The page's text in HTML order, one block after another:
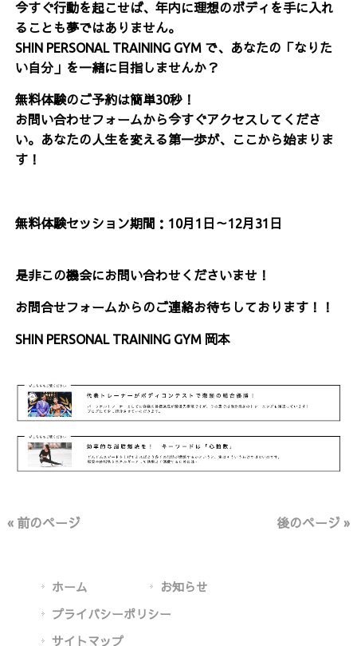
今すぐ行動を起こせば、年内に理想のボディを手に入れ
ることも夢ではありません。
SHIN PERSONAL TRAINING GYM で、あなたの「なりた
い自分」を一緒に目指しませんか？
無料体験のご予約は簡単30秒！
お問い合わせフォームから今すぐアクセスしてくださ
い。あなたの人生を変える第一歩が、ここから始まりま
す！
無料体験セッション期間：10月1日～12月31日
是非この機会にお問い合わせくださいませ！
お問合せフォームからのご連絡お待ちしております！！
SHIN PERSONAL TRAINING GYM 岡本
« 前のページ 後のページ »
ホーム
お知らせ
プライバシーポリシー
サイトマップ